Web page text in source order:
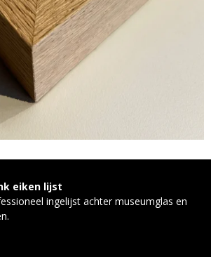
eiken lijst
ingelijst achter museumglas en